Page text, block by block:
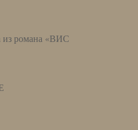
романа «ВИС